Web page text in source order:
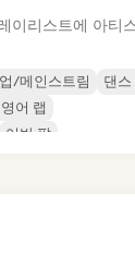
이리스트에 아티
/메인스트림
댄스
영어 랩
어반 팝